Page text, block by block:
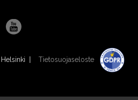
Helsinki | Tietosuojaseloste